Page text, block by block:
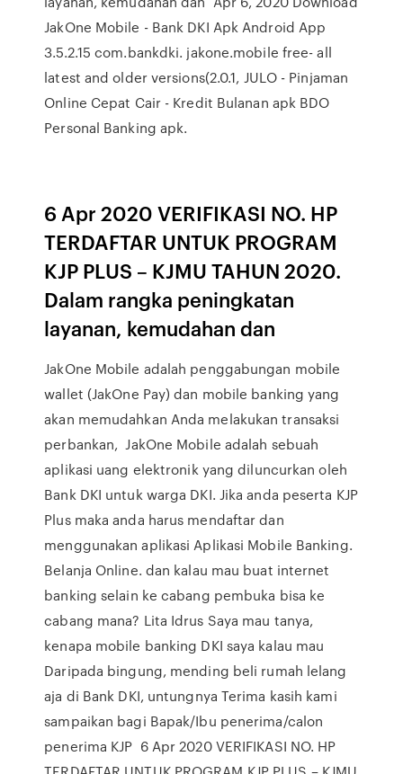
JakOne Mobile - Bank DKI Apk Android App
3.5.2.15 com.bankdki. jakone.mobile free- all
latest and older versions(2.0.1, JULO - Pinjaman
Online Cepat Cair - Kredit Bulanan apk BDO
Personal Banking apk.
6 Apr 2020 VERIFIKASI NO. HP
TERDAFTAR UNTUK PROGRAM
KJP PLUS – KJMU TAHUN 2020.
Dalam rangka peningkatan
layanan, kemudahan dan
JakOne Mobile adalah penggabungan mobile
wallet (JakOne Pay) dan mobile banking yang
akan memudahkan Anda melakukan transaksi
perbankan, JakOne Mobile adalah sebuah
aplikasi uang elektronik yang diluncurkan oleh
Bank DKI untuk warga DKI. Jika anda peserta KJP
Plus maka anda harus mendaftar dan
menggunakan aplikasi Aplikasi Mobile Banking.
Belanja Online. dan kalau mau buat internet
banking selain ke cabang pembuka bisa ke
cabang mana? Lita Idrus Saya mau tanya,
kenapa mobile banking DKI saya kalau mau
Daripada bingung, mending beli rumah lelang
aja di Bank DKI, untungnya Terima kasih kami
sampaikan bagi Bapak/Ibu penerima/calon
penerima KJP 6 Apr 2020 VERIFIKASI NO. HP